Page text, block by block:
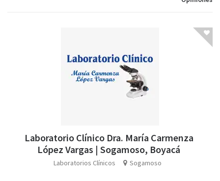
Laboratorio Clínico Dra. María Carmenza
López Vargas | Sogamoso, Boyacá
Laboratorios Clínicos Sogamoso